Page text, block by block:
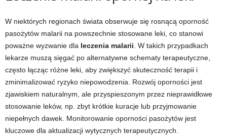
W niektórych regionach świata obserwuje się rosnącą oporność
pasożytów malarii na powszechnie stosowane leki, co stanowi
poważne wyzwanie dla leczenia malarii . W takich przypadkach
lekarze muszą sięgać po alternatywne schematy terapeutyczne,
często łącząc różne leki, aby zwiększyć skuteczność terapii i
zminimalizować ryzyko niepowodzenia. Rozwój oporności jest
zjawiskiem naturalnym, ale przyspieszonym przez nieprawidłowe
stosowanie leków, np. zbyt krótkie kuracje lub przyjmowanie
niepełnych dawek. Monitorowanie oporności pasożytów jest
kluczowe dla aktualizacji wytycznych terapeutycznych.